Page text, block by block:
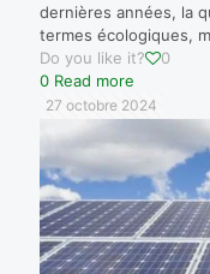
dernières années, la
termes écologiques,
Do you like it?
0
0 Read more
27 octobre 2024